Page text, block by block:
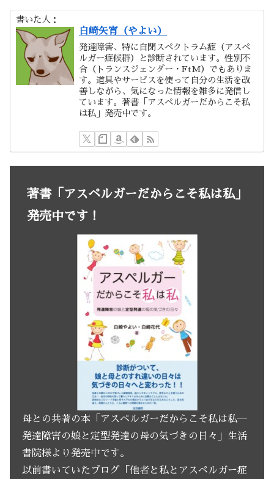
書いた人：
白崎矢宵（やよい）
発達障害、特に自閉スペクトラム症（アスペ
ルガー症候群）と診断されています。性別不
合（トランスジェンダー・FtM）でもありま
す。道具やサービスを使って自分の生活を改
善しながら、気になった情報を雑多に発信し
ています。著書「アスペルガーだからこそ私
は私」発売中です。
著書「アスペルガーだからこそ私は私」
発売中です！
母との共著の本「アスペルガーだからこそ私は私―
発達障害の娘と定型発達の母の気づきの日々」生活
書院様より発売中です。
以前書いていたブログ「他者と私とアスペルガー症